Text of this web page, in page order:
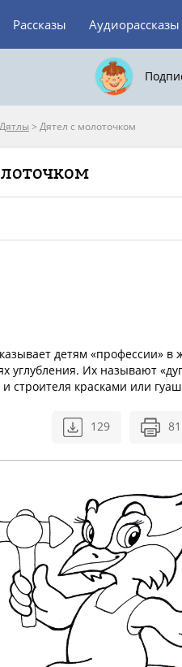
Рассказы Аудиорассказы
Дятлы > Дятел с молоточком
детям «профессии»
углубления. Их называют
строителя красками или
129 81